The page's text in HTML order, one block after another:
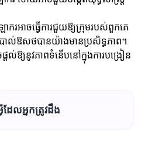
ាករ​អាចធ្វើការជួយឱ្យក្រុមរបស់ពួកគេ
ាល់ឱសថបានយ៉ាងមានប្រសិទ្ធភាព។
ចផ្តល់ឱ្យនូវភាពទំនើបនៅក្នុងការបង្រៀន
ែលអ្នកត្រូវដឹង